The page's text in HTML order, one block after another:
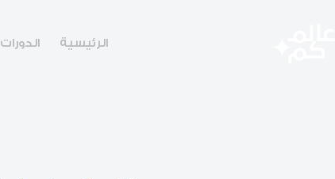
الرئيسية الدورات